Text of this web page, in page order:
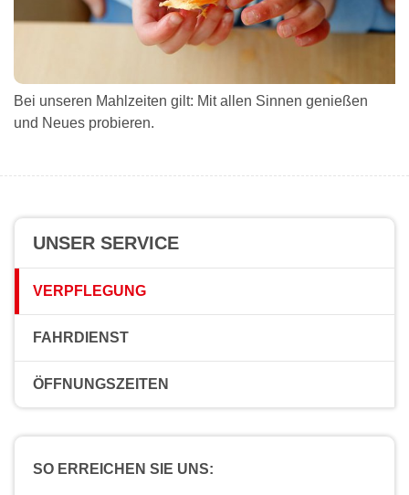
Bei unseren Mahlzeiten gilt: Mit allen Sinnen genießen
und Neues probieren.
UNSER SERVICE
VERPFLEGUNG
FAHRDIENST
ÖFFNUNGSZEITEN
SO ERREICHEN SIE UNS: